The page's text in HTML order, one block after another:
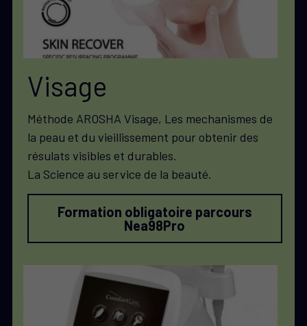
Visage
Méthode AROSHA Visage, Les mechanismes de
la peau et du vieillissement pour obtenir des
résulats visibles et durables.
La Science au service de la beauté.
Formation obligatoire parcours
Nea98Pro